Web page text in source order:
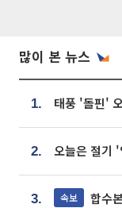
많이 본 뉴스
1.
2. 오늘은 절기
3. 속보 합수본, '